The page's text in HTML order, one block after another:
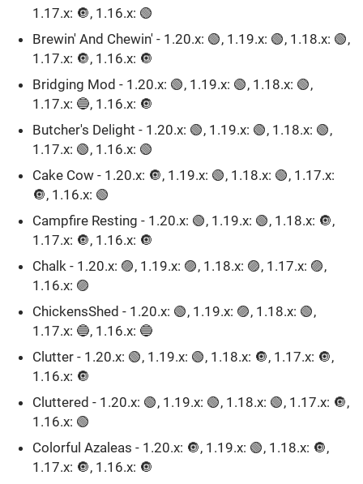
1.17.x: 🔘, 1.16.x: 🟢
Brewin' And Chewin' - 1.20.x: 🟢, 1.19.x: 🟢, 1.18.x: 🟢,
1.17.x: 🔘, 1.16.x: 🔘
Bridging Mod - 1.20.x: 🟢, 1.19.x: 🟢, 1.18.x: 🟢,
1.17.x: 🔵, 1.16.x: 🔘
Butcher's Delight - 1.20.x: 🟢, 1.19.x: 🟢, 1.18.x: 🟢,
1.17.x: 🟢, 1.16.x: 🟢
Cake Cow - 1.20.x: 🔘, 1.19.x: 🟢, 1.18.x: 🟢, 1.17.x:
🔘, 1.16.x: 🟢
Campfire Resting - 1.20.x: 🟢, 1.19.x: 🟢, 1.18.x: 🔘,
1.17.x: 🔘, 1.16.x: 🔘
Chalk - 1.20.x: 🟣, 1.19.x: 🟣, 1.18.x: 🟣, 1.17.x: 🟣,
1.16.x: 🟣
ChickensShed - 1.20.x: 🟢, 1.19.x: 🟣, 1.18.x: 🟢,
1.17.x: 🔵, 1.16.x: 🔵
Clutter - 1.20.x: 🟢, 1.19.x: 🟢, 1.18.x: 🔘, 1.17.x: 🔘,
1.16.x: 🔘
Cluttered - 1.20.x: 🟢, 1.19.x: 🟢, 1.18.x: 🟢, 1.17.x: 🔘,
1.16.x: 🟢
Colorful Azaleas - 1.20.x: 🔘, 1.19.x: 🟢, 1.18.x: 🔘,
1.17.x: 🔘, 1.16.x: 🔘